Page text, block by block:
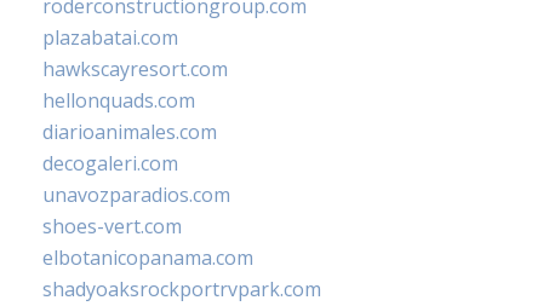
roderconstructiongroup.com
plazabatai.com
hawkscayresort.com
hellonquads.com
diarioanimales.com
decogaleri.com
unavozparadios.com
shoes-vert.com
elbotanicopanama.com
shadyoaksrockportrvpark.com